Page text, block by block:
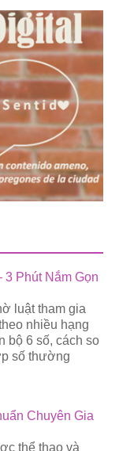
Phút Nắm Gọn
luật tham gia
nhiều hạng
bộ 6 số, cách so
số thường
Chuyên Gia
thể thao và